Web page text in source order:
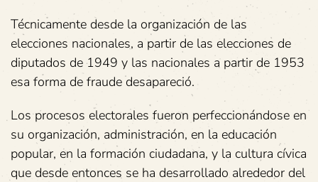
Técnicamente desde la organización de las
elecciones nacionales, a partir de las elecciones de
diputados de 1949 y las nacionales a partir de 1953
esa forma de fraude desapareció.
Los procesos electorales fueron perfeccionándose en
su organización, administración, en la educación
popular, en la formación ciudadana, y la cultura cívica
que desde entonces se ha desarrollado alrededor del